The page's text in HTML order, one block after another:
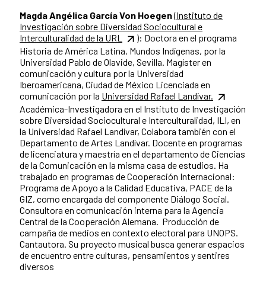
Magda Angélica García Von Hoegen(Instituto de
Investigación sobre Diversidad Sociocultural e
Interculturalidad de la URL
): Doctora en el programa
Historia de América Latina, Mundos Indígenas, por la
Universidad Pablo de Olavide, Sevilla. Magíster en
comunicación y cultura por la Universidad
Iberoamericana, Ciudad de México Licenciada en
comunicación por la Universidad Rafael Landívar.
Académica-Investigadora en el Instituto de Investigación
sobre Diversidad Sociocultural e Interculturalidad, ILI, en
la Universidad Rafael Landívar, Colabora también con el
Departamento de Artes Landívar. Docente en programas
de licenciatura y maestría en el departamento de Ciencias
de la Comunicación en la misma casa de estudios. Ha
trabajado en programas de Cooperación Internacional:
Programa de Apoyo a la Calidad Educativa, PACE de la
GIZ, como encargada del componente Diálogo Social.
Consultora en comunicación interna para la Agencia
Central de la Cooperación Alemana. Producción de
campaña de medios en contexto electoral para UNOPS.
Cantautora. Su proyecto musical busca generar espacios
de encuentro entre culturas, pensamientos y sentires
diversos